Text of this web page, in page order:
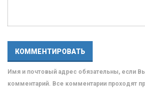
Имя и почтовый адрес обязательны, если
комментарий. Все комментарии проходят